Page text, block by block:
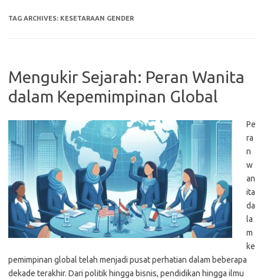
TAG ARCHIVES: KESETARAAN GENDER
Mengukir Sejarah: Peran Wanita
dalam Kepemimpinan Global
Pe
ra
n
w
an
ita
da
la
m
ke
pemimpinan global telah menjadi pusat perhatian dalam beberapa
dekade terakhir. Dari politik hingga bisnis, pendidikan hingga ilmu